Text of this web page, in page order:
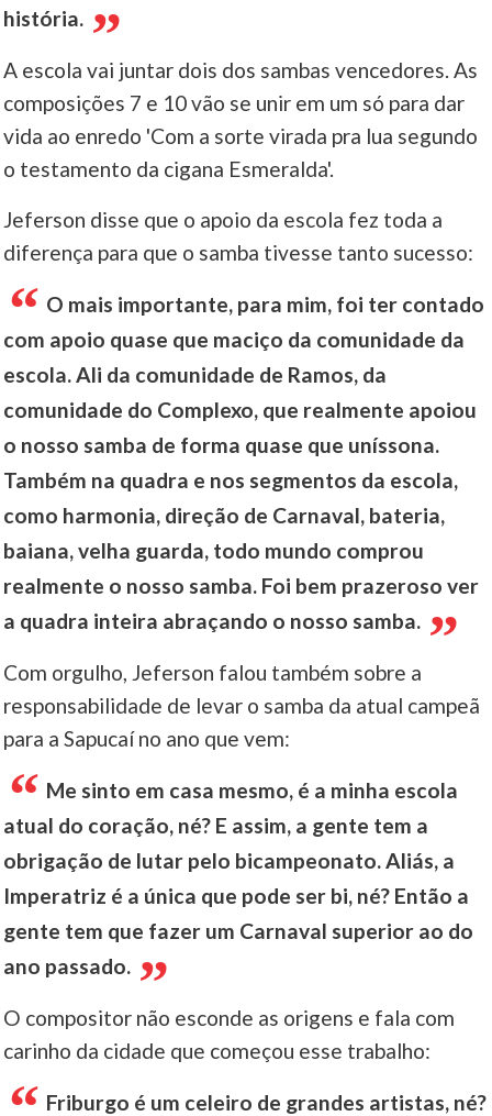
história.
A escola vai juntar dois dos sambas vencedores. As
composições 7 e 10 vão se unir em um só para dar
vida ao enredo 'Com a sorte virada pra lua segundo
o testamento da cigana Esmeralda'.
Jeferson disse que o apoio da escola fez toda a
diferença para que o samba tivesse tanto sucesso:
O mais importante, para mim, foi ter contado
com apoio quase que maciço da comunidade da
escola. Ali da comunidade de Ramos, da
comunidade do Complexo, que realmente apoiou
o nosso samba de forma quase que uníssona.
Também na quadra e nos segmentos da escola,
como harmonia, direção de Carnaval, bateria,
baiana, velha guarda, todo mundo comprou
realmente o nosso samba. Foi bem prazeroso ver
a quadra inteira abraçando o nosso samba.
Com orgulho, Jeferson falou também sobre a
responsabilidade de levar o samba da atual campeã
para a Sapucaí no ano que vem:
Me sinto em casa mesmo, é a minha escola
atual do coração, né? E assim, a gente tem a
obrigação de lutar pelo bicampeonato. Aliás, a
Imperatriz é a única que pode ser bi, né? Então a
gente tem que fazer um Carnaval superior ao do
ano passado.
O compositor não esconde as origens e fala com
carinho da cidade que começou esse trabalho:
Friburgo é um celeiro de grandes artistas, né?